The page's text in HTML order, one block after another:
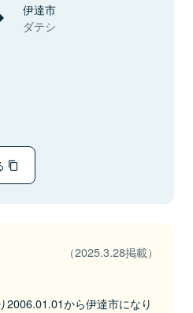
伊達市
ダテシ
（2025.3.28掲載）
2006.01.01から伊達市になり